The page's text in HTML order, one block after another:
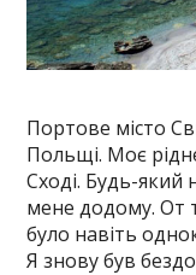
Портове місто
Польщі. Моє
Сході. Будь-який
мене додому. От
було навіть
Я знову був